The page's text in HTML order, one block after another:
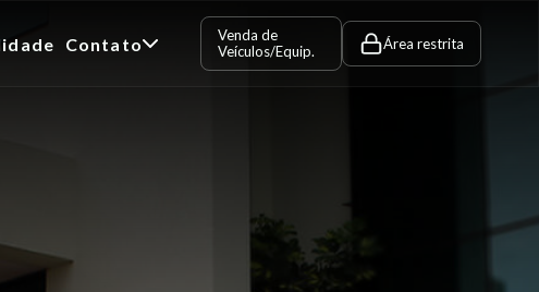
Contato
Venda de
Veículos/Equip.
Área restrita